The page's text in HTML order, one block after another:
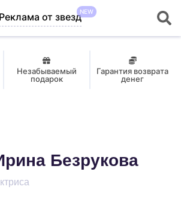
Реклама от звездNEW
Незабываемый
подарок
Гарантия возврата
денег
Безрукова